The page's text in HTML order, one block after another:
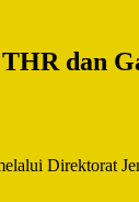
dan
Direktorat